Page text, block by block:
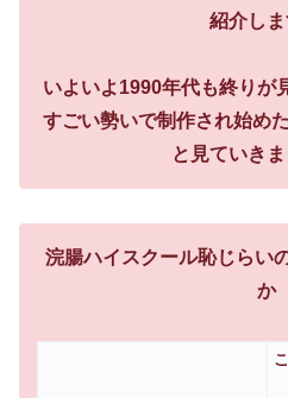
紹介しま
いよいよ1990年代も終りが
すごい勢いで制作され始め
と見ていきま
浣腸ハイスクール恥じらい
か